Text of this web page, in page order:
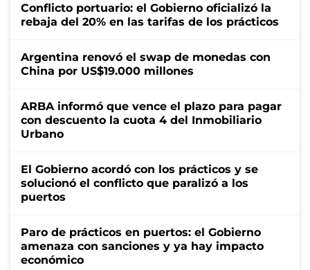
Conflicto portuario: el Gobierno oficializó la
rebaja del 20% en las tarifas de los prácticos
Argentina renovó el swap de monedas con
China por US$19.000 millones
ARBA informó que vence el plazo para pagar
con descuento la cuota 4 del Inmobiliario
Urbano
El Gobierno acordó con los prácticos y se
solucionó el conflicto que paralizó a los
puertos
Paro de prácticos en puertos: el Gobierno
amenaza con sanciones y ya hay impacto
económico